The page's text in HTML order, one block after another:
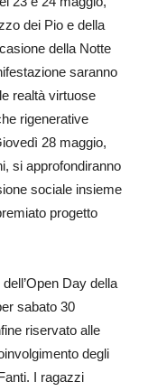
dei Pio e della
della Notte
saranno
realtà virtuose
rigenerative
28 maggio,
si approfondiranno
sociale insieme
progetto
Day della
sabato 30
riservato alle
degli
I ragazzi